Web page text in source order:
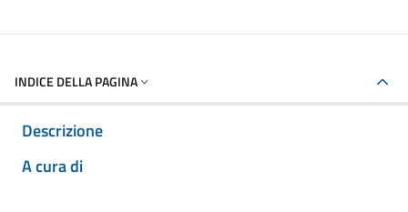
INDICE DELLA PAGINA
Descrizione
A cura di